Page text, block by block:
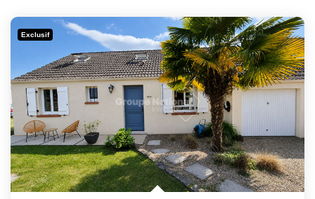
Appartements
Terrains À Bâtir
Immeubles
Fonds De Commerce
Acheter
VENTES INTERACTIVES
Exclusif